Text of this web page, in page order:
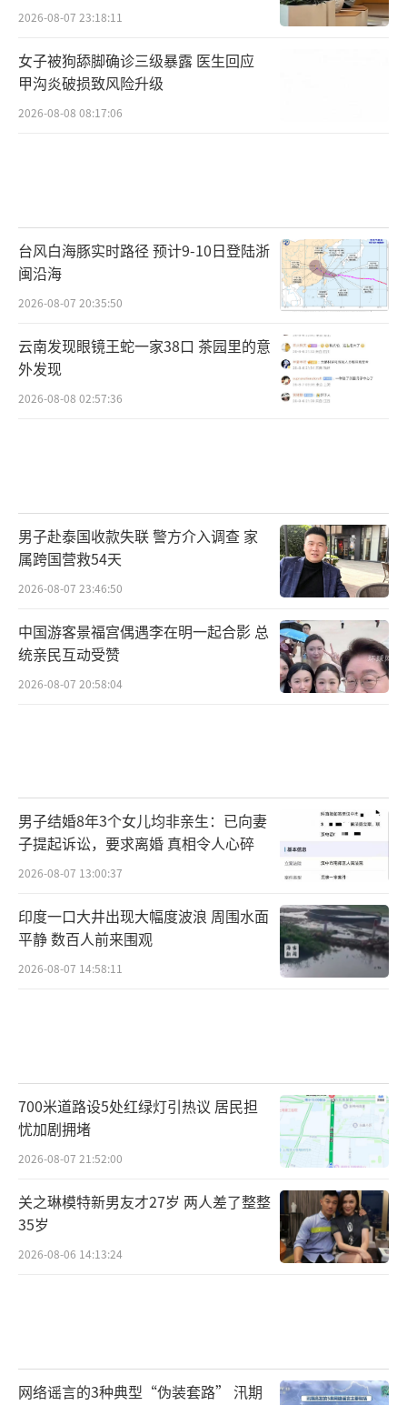
2026-08-07 23:18:11
女子被狗舔脚确诊三级暴露 医生回应
甲沟炎破损致风险升级
2026-08-08 08:17:06
台风白海豚实时路径 预计9-10日登陆浙
闽沿海
2026-08-07 20:35:50
云南发现眼镜王蛇一家38口 茶园里的意
外发现
2026-08-08 02:57:36
男子赴泰国收款失联 警方介入调查 家
属跨国营救54天
2026-08-07 23:46:50
中国游客景福宫偶遇李在明一起合影 总
统亲民互动受赞
2026-08-07 20:58:04
男子结婚8年3个女儿均非亲生：已向妻
子提起诉讼，要求离婚 真相令人心碎
2026-08-07 13:00:37
印度一口大井出现大幅度波浪 周围水面
平静 数百人前来围观
2026-08-07 14:58:11
700米道路设5处红绿灯引热议 居民担
忧加剧拥堵
2026-08-07 21:52:00
关之琳模特新男友才27岁 两人差了整整
35岁
2026-08-06 14:13:24
网络谣言的3种典型“伪装套路” 汛期